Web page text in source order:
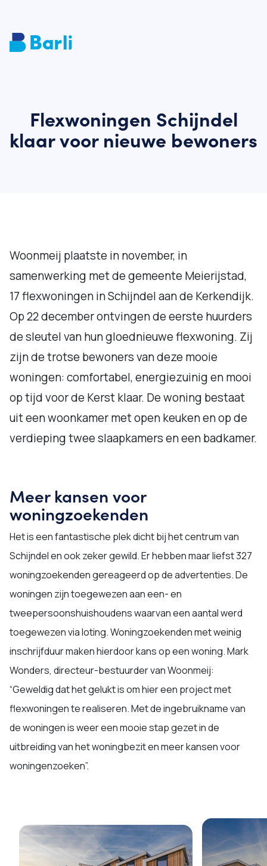
Flexwoningen Schijndel
klaar voor nieuwe bewoners
Woonmeij plaatste in november, in
samenwerking met de gemeente Meierijstad,
17 flexwoningen in Schijndel aan de Kerkendijk.
Op 22 december ontvingen de eerste huurders
de sleutel van hun gloednieuwe flexwoning. Zij
zijn de trotse bewoners van deze mooie
woningen: comfortabel, energiezuinig en mooi
op tijd voor de Kerst klaar. De woning bestaat
uit een woonkamer met open keuken en op de
verdieping twee slaapkamers en een badkamer.
Meer kansen voor
woningzoekenden
Het is een fantastische plek dicht bij het centrum van
Schijndel en ook zeker gewild. Er hebben maar liefst 327
woningzoekenden gereageerd op de advertenties. De
woningen zijn toegewezen aan een- en
tweepersoonshuishoudens waarvan een aantal werd
toegewezen via loting. Woningzoekenden met weinig
inschrijfduur maken hierdoor kans op een woning. Mark
Wonders, directeur-bestuurder van Woonmeij:
“Geweldig dat het gelukt is om hier een project met
flexwoningen te realiseren. Met de ingebruikname van
de woningen is weer een mooie stap gezet in de
uitbreiding van het woningbezit en meer kansen voor
woningenzoeken”.